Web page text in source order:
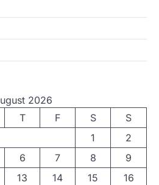
2026
T F S
S
1
2
6 7 8
9
13 14 15
16